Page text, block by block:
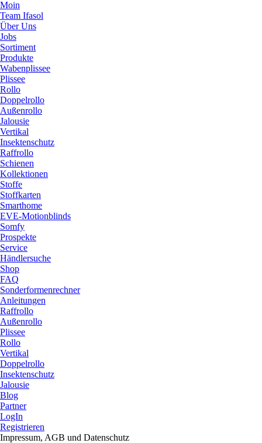
Moin
Team Ifasol
Über Uns
Jobs
Sortiment
Produkte
Wabenplissee
Plissee
Rollo
Doppelrollo
Außenrollo
Jalousie
Vertikal
Insektenschutz
Raffrollo
Schienen
Kollektionen
Stoffe
Stoffkarten
Smarthome
EVE-Motionblinds
Somfy
Prospekte
Service
Händlersuche
Shop
FAQ
Sonderformenrechner
Anleitungen
Raffrollo
Außenrollo
Plissee
Rollo
Vertikal
Doppelrollo
Insektenschutz
Jalousie
Blog
Partner
LogIn
Registrieren
Impressum, AGB und Datenschutz